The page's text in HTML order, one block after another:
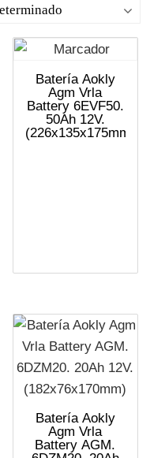
Batería Aokly
Agm Vrla
Battery 6EVF50.
50Ah 12V.
(226x135x175mm)
Batería Aokly
Agm Vrla
Battery AGM.